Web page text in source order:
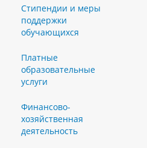
Стипендии и меры
поддержки
обучающихся
Платные
образовательные
услуги
Финансово-
хозяйственная
деятельность